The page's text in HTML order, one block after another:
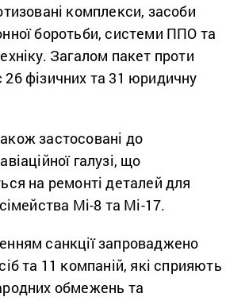
комплекси, засоби
боротьби, системи ППО та
Загалом пакет проти
фізичних та 31 юридичну
застосовані до
галузі, що
на ремонті деталей для
Мі-8 та Мі-17.
санкції запроваджено
та 11 компаній, які сприяють
обмежень та